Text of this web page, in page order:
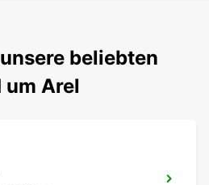
beliebten
Arel